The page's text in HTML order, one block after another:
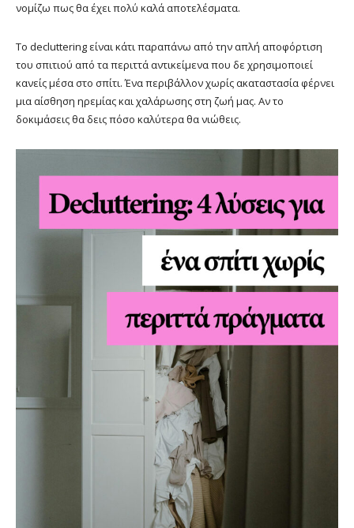
νομίζω πως θα έχει πολύ καλά αποτελέσματα.
Tο decluttering είναι κάτι παραπάνω από την απλή αποφόρτιση
του σπιτιού από τα περιττά αντικείμενα που δε χρησιμοποιεί
κανείς μέσα στο σπίτι. Ένα περιβάλλον χωρίς ακαταστασία φέρνει
μια αίσθηση ηρεμίας και χαλάρωσης στη ζωή μας. Αν το
δοκιμάσεις θα δεις πόσο καλύτερα θα νιώθεις.